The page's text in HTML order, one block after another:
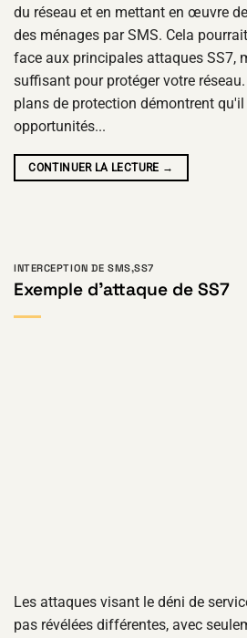
du réseau et en mettant en œuvre
des ménages par SMS. Cela
face aux principales attaques SS7,
suffisant pour protéger votre
plans de protection démontrent
opportunités...
CONTINUER LA LECTURE →
INTERCEPTION DE SMS,SS7
Exemple d'attaque de SS7
Les attaques visant le déni de
pas révélées différentes, avec